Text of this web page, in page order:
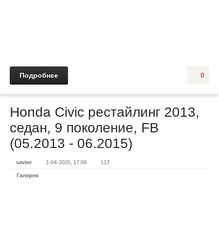
0
Подробнее
Honda Civic рестайлинг 2013,
седан, 9 поколение, FB
(05.2013 - 06.2015)
savior 1-04-2026, 17:08 113
Галерея